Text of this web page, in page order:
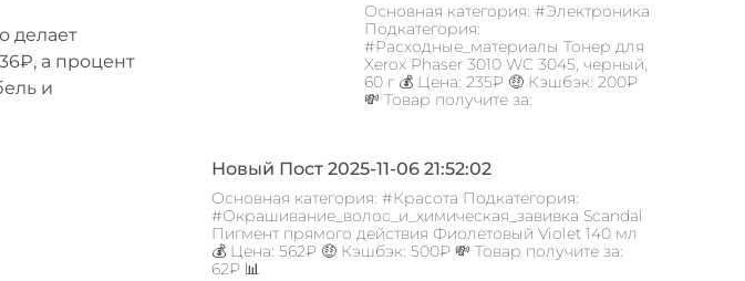
делает
а процент
и
Основная категория: #Электроника
Подкатегория:
#Расходные_материалы Тонер для
Xerox Phaser 3010 WC 3045, черный,
60 г 💰 Цена: 235₽ 🤑 Кэшбэк: 200₽
💸 Товар получите за:
Новый Пост 2025-11-06 21:52:02
Основная категория: #Красота Подкатегория:
#Окрашивание_волос_и_химическая_завивка Scandal
Пигмент прямого действия Фиолетовый Violet 140 мл
💰 Цена: 562₽ 🤑 Кэшбэк: 500₽ 💸 Товар получите за:
62₽ 📊